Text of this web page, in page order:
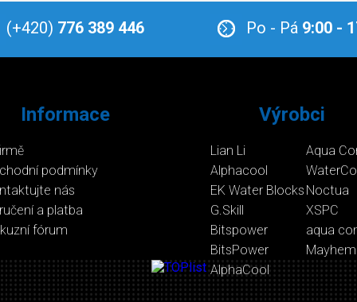
(+420) 776 389 446 Po - Pá 9:00 -
Informace
podmínky
nás
a platba
fórum
Výrobci
Lian Li
Aqua
Alphacool
EK Water Blocks Noctua
G.Skill
XSPC
Bitspower
aqua
BitsPower
AlphaCool